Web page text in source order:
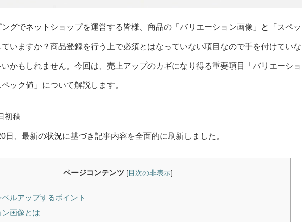
グでネットショップを運営する皆様、商品の「バリエーション画像」と「スペッ
いますか？商品登録を行う上で必須とはなっていない項目なので手を付けていな
かもしれません。今回は、売上アップのカギになり得る重要項目「バリエーショ
ック値」について解説します。
初稿
、最新の状況に基づき記事内容を全面的に刷新しました。
ページコンテンツ [目次の非表示]
ルアップするポイント
画像とは